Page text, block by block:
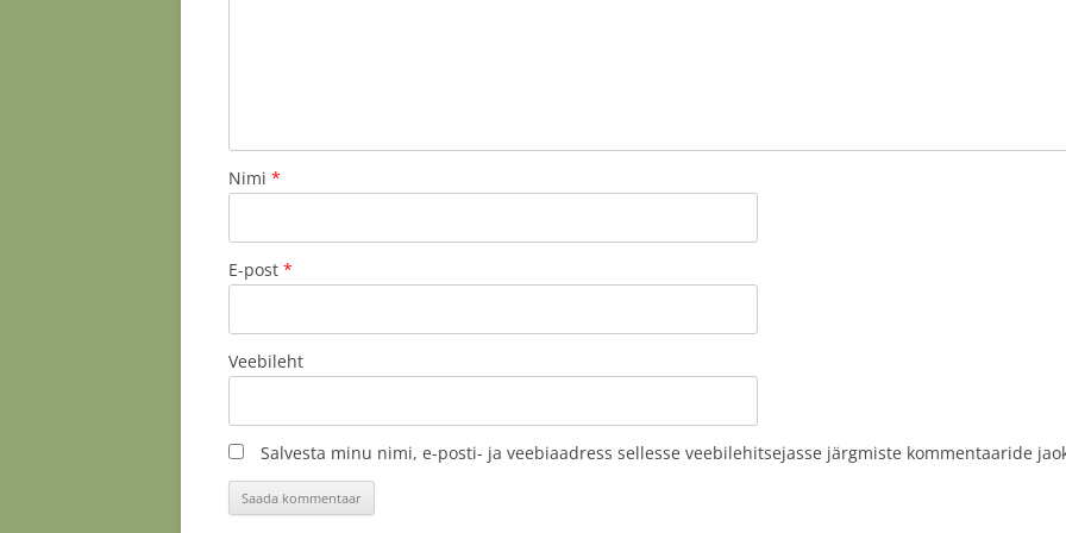
Nimi *
E-post *
Veebileht
Salvesta minu nimi, e-posti- ja veebiaadress sellesse veebilehitsejasse järgmiste kommentaaride